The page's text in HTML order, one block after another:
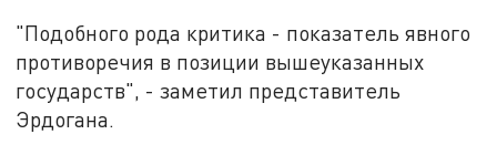
"Подобного рода критика - показатель явного
противоречия в позиции вышеуказанных
государств", - заметил представитель
Эрдогана.